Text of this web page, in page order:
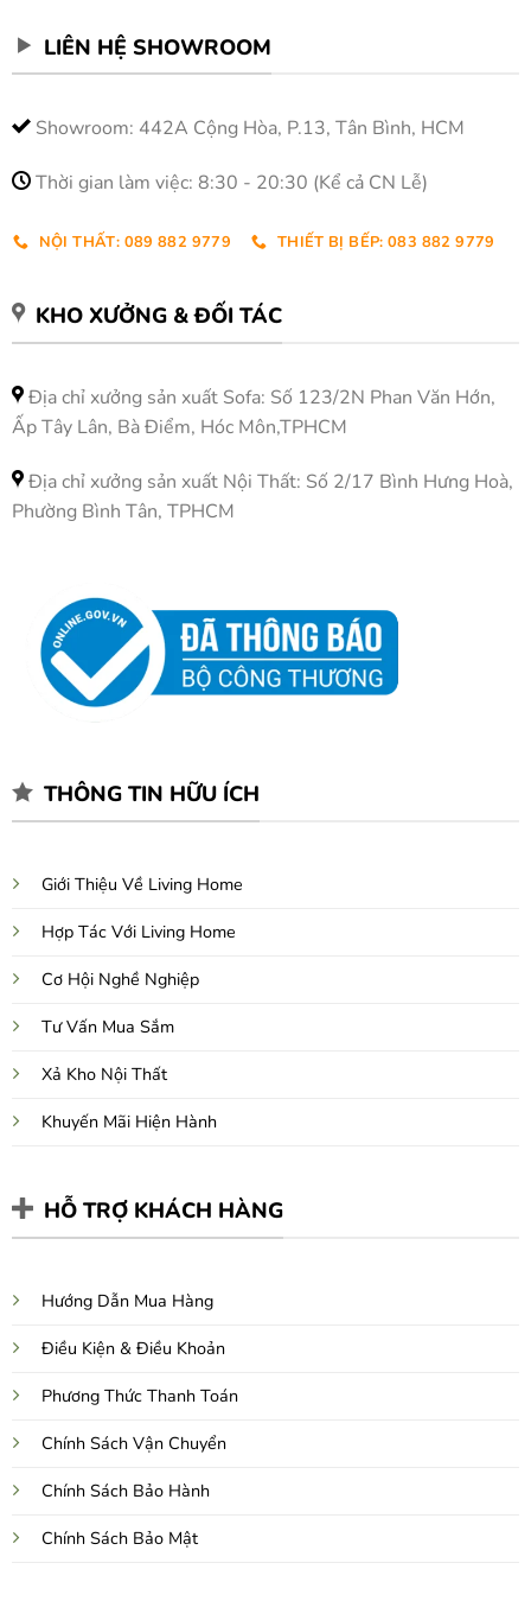
LIÊN HỆ SHOWROOM
Showroom: 442A Cộng Hòa, P.13, Tân Bình, HCM
Thời gian làm việc: 8:30 - 20:30 (Kể cả CN Lễ)
NỘI THẤT: 089 882 9779 THIẾT BỊ BẾP: 083 882 9779
KHO XƯỞNG & ĐỐI TÁC
Địa chỉ xưởng sản xuất Sofa: Số 123/2N Phan Văn Hớn,
Ấp Tây Lân, Bà Điểm, Hóc Môn,TPHCM
Địa chỉ xưởng sản xuất Nội Thất: Số 2/17 Bình Hưng Hoà,
Phường Bình Tân, TPHCM
THÔNG TIN HỮU ÍCH
Giới Thiệu Về Living Home
Hợp Tác Với Living Home
Cơ Hội Nghề Nghiệp
Tư Vấn Mua Sắm
Xả Kho Nội Thất
Khuyến Mãi Hiện Hành
HỖ TRỢ KHÁCH HÀNG
Hướng Dẫn Mua Hàng
Điều Kiện & Điều Khoản
Phương Thức Thanh Toán
Chính Sách Vận Chuyển
Chính Sách Bảo Hành
Chính Sách Bảo Mật